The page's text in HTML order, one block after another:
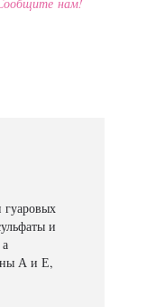
и
А и Е,